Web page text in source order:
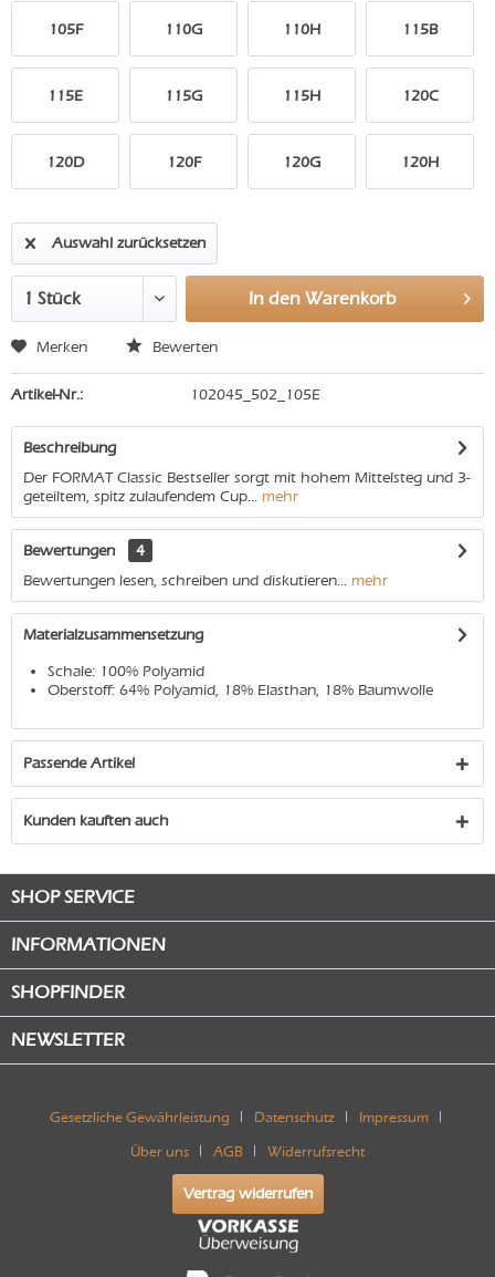
105F 110G 110H 115B
115E 115G 115H 120C
120D 120F 120G 120H
Auswahl zurücksetzen
In den Warenkorb
Merken Bewerten
Artikel-Nr.: 102045_502_105E
Beschreibung
Der FORMAT Classic Bestseller sorgt mit hohem Mittelsteg und 3-
geteiltem, spitz zulaufendem Cup... mehr
Bewertungen
4
Bewertungen lesen, schreiben und diskutieren... mehr
Materialzusammensetzung
Schale: 100% Polyamid
Oberstoff: 64% Polyamid, 18% Elasthan, 18% Baumwolle
Passende Artikel
Kunden kauften auch
SHOP SERVICE
INFORMATIONEN
SHOPFINDER
NEWSLETTER
Gesetzliche Gewährleistung Datenschutz Impressum
Über uns AGB Widerrufsrecht
Vertrag widerrufen